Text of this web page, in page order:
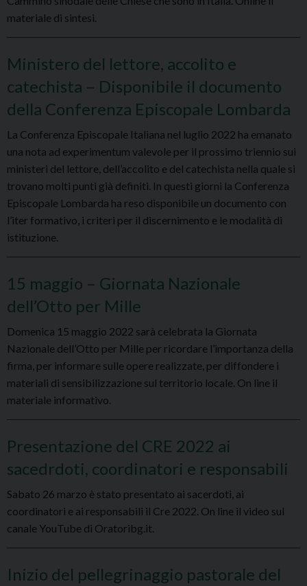
materiale di sintesi.
Ministero del lettore, accolito e
catechista – Disponibile il documento
della Conferenza Episcopale Lombarda
La Conferenza Episcopale Italiana nel luglio 2022 ha emanato
una nota ad experimentum valevole per il prossimo triennio sui
ministeri del lettore, dell’accolito e del catechista nella quale si
trovano molti punti già definiti. In questi giorni la Conferenza
Episcopale Lombarda ha reso disponibile un documento con
l’iter formativo, i criteri per il discernimento e le modalità di
istituzione.
15 maggio – Giornata Nazionale
dell’Otto per Mille
Domenica 15 maggio 2022 sarà celebrata la Giornata
Nazionale dell’Otto per Mille per ricordare l’importanza della
firma, per informare sulle opere realizzate, per diffondere i
materiali di sensibilizzazione sul territorio locale. On line il
materiale informativo.
Presentazione del CRE 2022 ai
sacedrdoti, coordinatori e responsabili
Sabato 26 marzo è stato presentato ai sacerdoti, ai
coordinatori e ai responsabili il Cre 2022. On line il video sul
canale YouTube di Oratoribg.it.
Inizio del pellegrinaggio pastorale del